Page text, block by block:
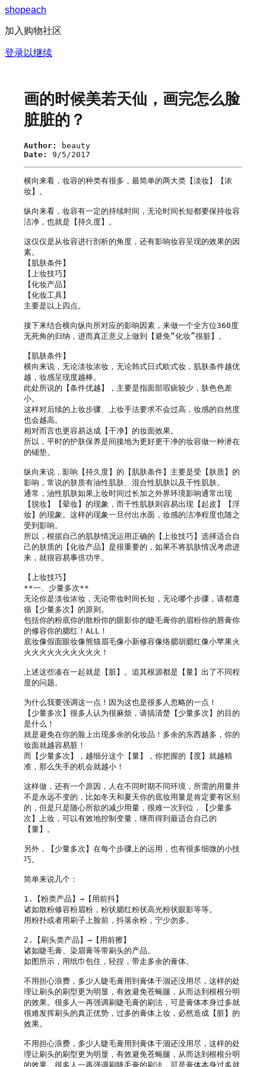
shopeach
加入购物社区
登录以继续
画的时候美若天仙，画完怎么脸
脏脏的？
Author:
beauty
Date:
9/5/2017
横向来看，妆容的种类有很多，最简单的两大类【淡妆】【浓
妆】。
纵向来看，妆容有一定的持续时间，无论时间长短都要保持妆容
洁净，也就是【持久度】。
这仅仅是从妆容进行剖析的角度，还有影响妆容呈现的效果的因
素。
【肌肤条件】
【上妆技巧】
【化妆产品】
【化妆工具】
主要是以上四点。
接下来结合横向纵向所对应的影响因素，来做一个全方位360度
无死角的归纳，进而真正意义上做到【避免“化妆”很脏】。
【肌肤条件】
横向来说，无论淡妆浓妆，无论韩式日式欧式妆，肌肤条件越优
越，妆感呈现度越棒。
此处所说的【条件优越】，主要是指面部瑕疵较少，肤色色差
小。
这样对后续的上妆步骤、上妆手法要求不会过高，妆感的自然度
也会越高。
相对而言也更容易达成【干净】的妆面效果。
所以，平时的护肤保养是间接地为更好更干净的妆容做一种潜在
的铺垫。
纵向来说，影响【持久度】的【肌肤条件】主要是受【肤质】的
影响，常说的肤质有油性肌肤、混合性肌肤以及干性肌肤。
通常，油性肌肤如果上妆时间过长加之外界环境影响通常出现
【脱妆】【晕妆】的现象，而干性肌肤则容易出现【起皮】【浮
妆】的现象。这样的现象一旦付出水面，妆感的洁净程度也随之
受到影响。
所以，根据自己的肌肤情况运用正确的【上妆技巧】选择适合自
己的肤质的【化妆产品】是很重要的，如果不将肌肤情况考虑进
来，就很容易事倍功半。
【上妆技巧】
**一、少量多次**
无论你是淡妆浓妆，无论带妆时间长短，无论哪个步骤，请都遵
循【少量多次】的原则。
包括你的粉底你的散粉你的眼影你的睫毛膏你的眉粉你的唇膏你
的修容你的腮红！ALL！
底妆像假面眼妆像熊猫眉毛像小新修容像络腮胡腮红像小苹果火
火火火火火火火火火火！
上述这些凑在一起就是【脏】。追其根源都是【量】出了不同程
度的问题。
为什么我要强调这一点！因为这也是很多人忽略的一点！
【少量多次】很多人认为很麻烦，请搞清楚【少量多次】的目的
是什么！
就是避免在你的脸上出现多余的化妆品！多余的东西越多，你的
妆面就越容易脏！
而【少量多次】，越细分这个【量】，你把握的【度】就越精
准，那么失手的机会就越小！
这样做，还有一个原因，人在不同时期不同环境，所需的用量并
不是永远不变的，比如冬天和夏天你的底妆用量是肯定要有区别
的，但是只是随心所欲的减少用量，很难一次到位，【少量多
次】上妆，可以有效地控制变量，继而得到最适合自己的
【量】。
另外，【少量多次】在每个步骤上的运用，也有很多细微的小技
巧。
简单来说几个：
1.【粉类产品】→【用前抖】
诸如散粉修容粉眉粉，粉状腮红粉状高光粉状眼影等等。
用粉扑或者用刷子上脸前，抖落余粉，宁少勿多。
2.【刷头类产品】→【用前擦】
诸如睫毛膏、染眉膏等带刷头的产品。
如图所示，用纸巾包住，轻捏，带走多余的膏体。
不用担心浪费，多少人睫毛膏用到膏体干涸还没用尽，这样的处
理让刷头的刷型更为明显，有效避免苍蝇腿，从而达到根根分明
的效果。很多人一再强调刷睫毛膏的刷法，可是膏体本身过多就
很难发挥刷头的真正优势，过多的膏体上妆，必然造成【脏】的
效果。
不用担心浪费，多少人睫毛膏用到膏体干涸还没用尽，这样的处
理让刷头的刷型更为明显，有效避免苍蝇腿，从而达到根根分明
的效果。很多人一再强调刷睫毛膏的刷法，可是膏体本身过多就